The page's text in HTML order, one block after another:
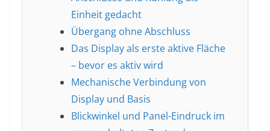
Einheit gedacht
Übergang ohne Abschluss
Das Display als erste aktive Fläche
– bevor es aktiv wird
Mechanische Verbindung von
Display und Basis
Blickwinkel und Panel-Eindruck im